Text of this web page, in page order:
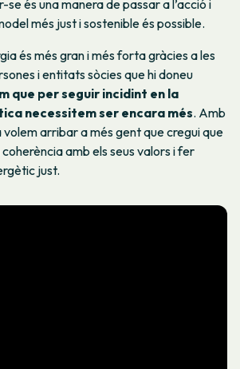
se és una manera de passar a l’acció i
més just i sostenible és possible.
és més gran i més forta gràcies a les
i entitats sòcies que hi doneu
que per seguir incidint en la
necessitem ser encara més. Amb
arribar a més gent que cregui que
amb els seus valors i fer
just.